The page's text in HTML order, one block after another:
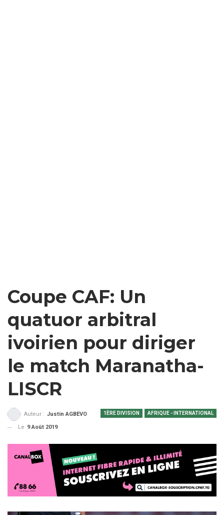
Coupe CAF: Un
quatuor arbitral
ivoirien pour diriger
le match Maranatha-
LISCR
1ÈRE DIVISION AFRIQUE - INTERNATIONAL
Auteur : Justin AGBEVO
Le 9 Août 2019